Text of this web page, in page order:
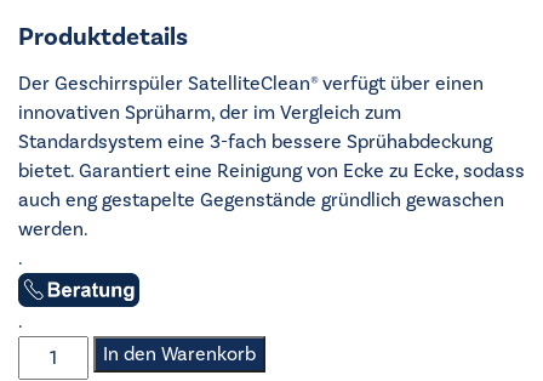
Produktdetails
Der Geschirrspüler SatelliteClean® verfügt über einen
innovativen Sprüharm, der im Vergleich zum
Standardsystem eine 3-fach bessere Sprühabdeckung
bietet. Garantiert eine Reinigung von Ecke zu Ecke, sodass
auch eng gestapelte Gegenstände gründlich gewaschen
werden.
.
.
Electrolux In den Warenkorb